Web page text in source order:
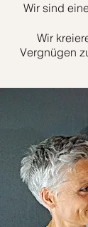
Wir sind
Wir
Vergnügen